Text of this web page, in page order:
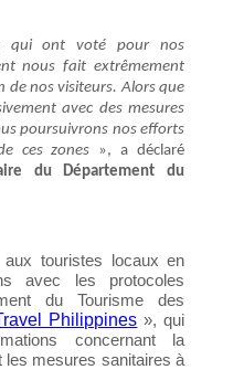
qui ont voté pour nos
nous fait extrêmement
nos visiteurs. Alors que
avec des mesures
poursuivrons nos efforts
ces zones », a déclaré
du Département du
touristes locaux en
avec les protocoles
du Tourisme des
Philippines », qui
concernant la
les mesures sanitaires à